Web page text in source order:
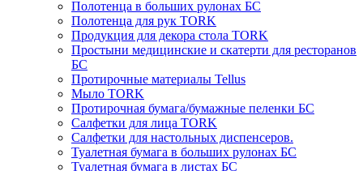
Полотенца в больших рулонах БС
Полотенца для рук TORK
Продукция для декора стола TORK
Простыни медицинские и скатерти для ресторанов
БС
Протирочные материалы Tellus
Мыло TORK
Протирочная бумага/бумажные пеленки БС
Салфетки для лица TORK
Салфетки для настольных диспенсеров.
Туалетная бумага в больших рулонах БС
Туалетная бумага в листах БС